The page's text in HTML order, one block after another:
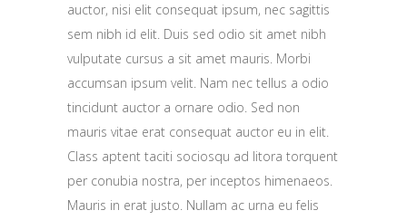
auctor, nisi elit consequat ipsum, nec sagittis
sem nibh id elit. Duis sed odio sit amet nibh
vulputate cursus a sit amet mauris. Morbi
accumsan ipsum velit. Nam nec tellus a odio
tincidunt auctor a ornare odio. Sed non
mauris vitae erat consequat auctor eu in elit.
Class aptent taciti sociosqu ad litora torquent
per conubia nostra, per inceptos himenaeos.
Mauris in erat justo. Nullam ac urna eu felis